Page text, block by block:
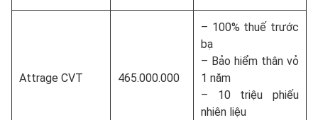
Attrage CVT 465.000.000
– 100% thuế trước
bạ
– Bảo hiểm thân vỏ
1 năm
– 10 triệu phiếu
nhiên liệu